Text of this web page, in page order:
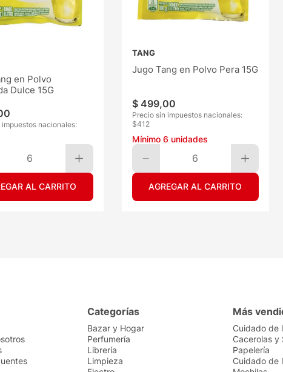
en Polvo
Dulce 15G
impuestos nacionales:
6
AL CARRITO
TANG
Jugo Tang en Polvo Pera 15G
$ 499,00
Precio sin impuestos nacionales:
$412
Mínimo 6 unidades
6
AGREGAR AL CARRITO
Categorías
Bazar y Hogar
Perfumería
Librería
Limpieza
Más
Cuidado de
Cacerolas y
Papelería
Cuidado de